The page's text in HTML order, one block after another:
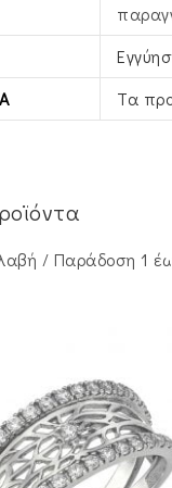
Τα
/ Παράδoση 1